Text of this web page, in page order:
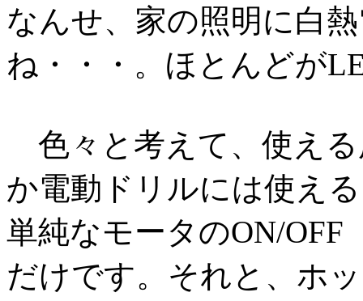
なんせ、家の照明に白
ね・・・。ほとんどが
色々と考えて、使え
か電動ドリルには使え
単純なモータのON/OFF
だけです。それと、ホ